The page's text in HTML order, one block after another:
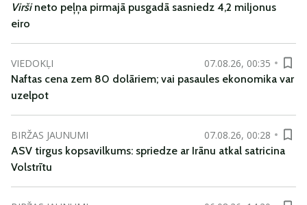
Viršineto peļņa pirmajā pusgadā sasniedz 4,2 miljonus
eiro
VIEDOKĻI
07.08.26, 00:35
Naftas cena zem 80 dolāriem; vai pasaules ekonomika var
uzelpot
BIRŽAS JAUNUMI
07.08.26, 00:28
ASV tirgus kopsavilkums: spriedze ar Irānu atkal satricina
Volstrītu